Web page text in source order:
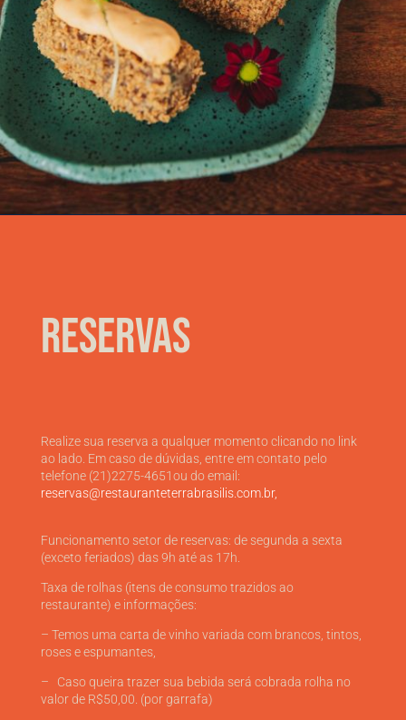
RESERVAS
Realize sua reserva a qualquer momento clicando no link
ao lado. Em caso de dúvidas, entre em contato pelo
telefone (21)2275-4651ou do email:
reservas@restauranteterrabrasilis.com.br,
Funcionamento setor de reservas: de segunda a sexta
(exceto feriados) das 9h até as 17h.
Taxa de rolhas (itens de consumo trazidos ao
restaurante) e informações:
– Temos uma carta de vinho variada com brancos, tintos,
roses e espumantes,
– Caso queira trazer sua bebida será cobrada rolha no
valor de R$50,00. (por garrafa)